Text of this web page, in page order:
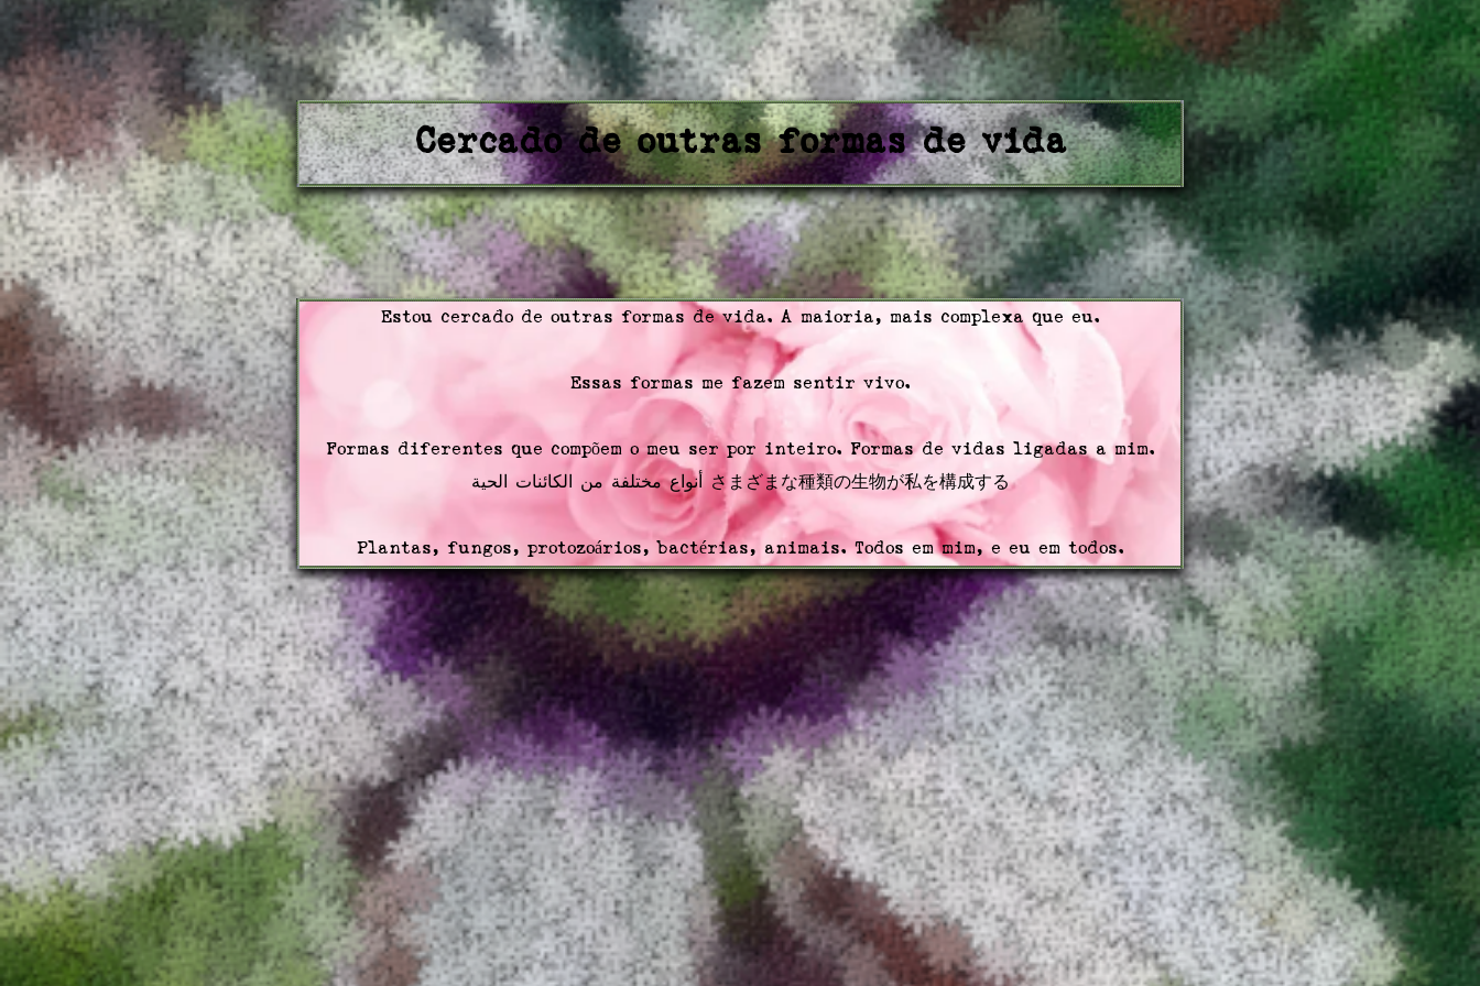
Cercado de outras formas de vida
Estou cercado de outras formas de vida. A maioria, mais complexa que eu.
Essas formas me fazem sentir vivo.
Formas diferentes que compõem o meu ser por inteiro. Formas de vidas ligadas a mim.
أنواع مختلفة من الكائنات الحية さまざまな種類の生物が私を構成する
Plantas, fungos, protozoários, bactérias, animais. Todos em mim, e eu em todos.